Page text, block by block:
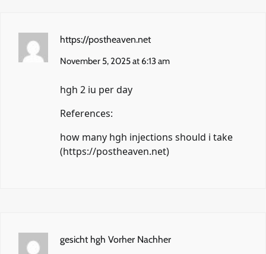
https://postheaven.net
November 5, 2025 at 6:13 am
hgh 2 iu per day
References:
how many hgh injections should i take
(https://postheaven.net)
gesicht hgh Vorher Nachher